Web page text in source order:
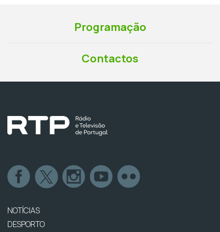
Programação
Contactos
NOTÍCIAS
DESPORTO